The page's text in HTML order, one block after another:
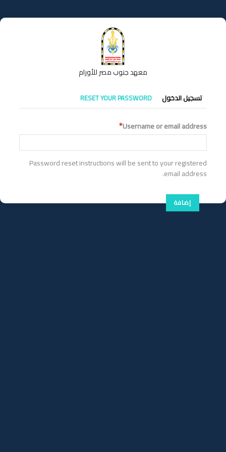
إلى
المحتوى
معهد جنوب مصر للأورام
التبويبات
الأساسية
تسجيل الدخول RESET YOUR PASSWORD
Username or email address
Password reset instructions will be sent to your registered
email address.